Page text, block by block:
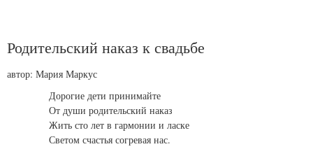
Родительский наказ к свадьбе
автор: Мария Маркус
Дорогие дети принимайте
От души родительский наказ
Жить сто лет в гармонии и ласке
Светом счастья согревая нас.